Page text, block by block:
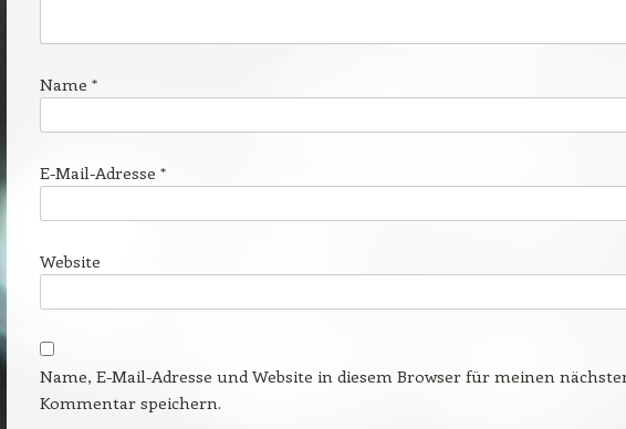
Name *
E-Mail-Adresse *
Website
Name, E-Mail-Adresse und Website in diesem Browser für meinen
Kommentar speichern.